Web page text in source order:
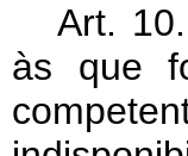
Art.
às que